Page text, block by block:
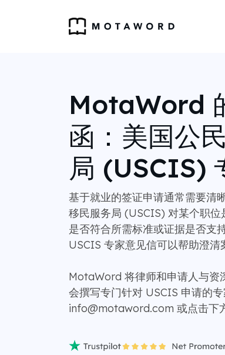
MotaWord
函：美国公
局 (USCIS)
基于就业的签证申请通常需要清
移民服务局 (USCIS) 对某个职
是否符合所需标准或证据是否支
USCIS 专家意见信可以帮助澄清
MotaWord 将律师和申请人与资
会撰写专门针对 USCIS 申请的
info@motaword.com 或点击下